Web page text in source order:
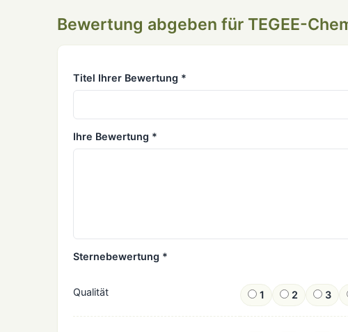
Bewertung abgeben für TEGEE-
Titel Ihrer Bewertung *
Ihre Bewertung *
Sternebewertung *
Qualität 1 2 3